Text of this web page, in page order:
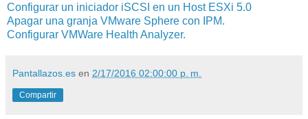
Configurar un iniciador iSCSI en un Host ESXi 5.0
Apagar una granja VMware Sphere con IPM.
Configurar VMWare Health Analyzer.
Pantallazos.es en 2/17/2016 02:00:00 p. m.
Compartir